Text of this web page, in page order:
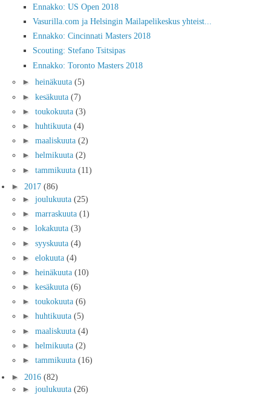
Ennakko: US Open 2018
Vasurilla.com ja Helsingin Mailapelikeskus yhteist...
Ennakko: Cincinnati Masters 2018
Scouting: Stefano Tsitsipas
Ennakko: Toronto Masters 2018
► heinäkuuta (5)
► kesäkuuta (7)
► toukokuuta (3)
► huhtikuuta (4)
► maaliskuuta (2)
► helmikuuta (2)
► tammikuuta (11)
► 2017 (86)
► joulukuuta (25)
► marraskuuta (1)
► lokakuuta (3)
► syyskuuta (4)
► elokuuta (4)
► heinäkuuta (10)
► kesäkuuta (6)
► toukokuuta (6)
► huhtikuuta (5)
► maaliskuuta (4)
► helmikuuta (2)
► tammikuuta (16)
► 2016 (82)
► joulukuuta (26)